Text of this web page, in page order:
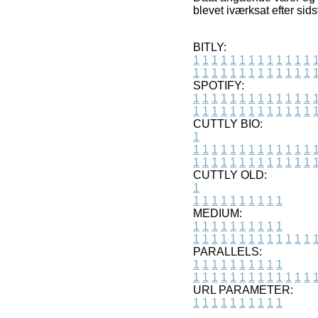
blevet iværksat efter
BITLY:
1 1 1 1 1 1 1 1 1 1 1 1 1 1
1 1 1 1 1 1 1 1 1 1 1 1 1 1
SPOTIFY:
1 1 1 1 1 1 1 1 1 1 1 1 1 1
1 1 1 1 1 1 1 1 1 1 1 1 1 1
CUTTLY BIO:
1
1 1 1 1 1 1 1 1 1 1 1 1 1 1
1 1 1 1 1 1 1 1 1 1 1 1 1 1
CUTTLY OLD:
1
1 1 1 1 1 1 1 1 1 1
MEDIUM:
1 1 1 1 1 1 1 1 1 1
1 1 1 1 1 1 1 1 1 1 1 1 1 1
PARALLELS:
1 1 1 1 1 1 1 1 1 1
1 1 1 1 1 1 1 1 1 1 1 1 1 1
URL PARAMETER:
1 1 1 1 1 1 1 1 1 1